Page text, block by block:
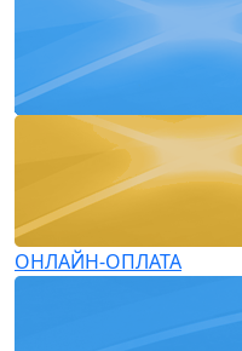
ОНЛАЙН-ОПЛАТА